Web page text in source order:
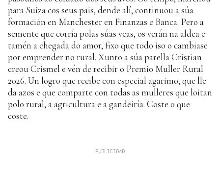
para Suiza cos seus pais, dende alí, continuou a súa
formación en Manchester en Finanzas e Banca. Pero a
semente que corría polas súas veas, os verán na aldea e
tamén a chegada do amor, fixo que todo iso o cambiase
por emprender no rural. Xunto a súa parella Cristian
creou Crismel e vén de recibir o Premio Muller Rural
2026. Un logro que recibe con especial agarimo, que lle
da azos e que comparte con todas as mulleres que loitan
polo rural, a agricultura e a gandeiría. Coste o que
coste.